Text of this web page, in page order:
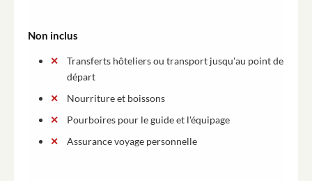
Non inclus
Transferts hôteliers ou transport jusqu'au point de
départ
Nourriture et boissons
Pourboires pour le guide et l'équipage
Assurance voyage personnelle